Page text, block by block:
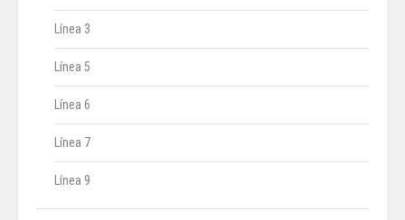
Línea 3
Línea 5
Línea 6
Línea 7
Línea 9